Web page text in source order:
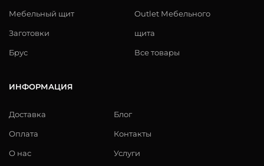
Мебельный щит
Заготовки
Брус
Outlet Мебельного
щита
Все товары
ИНФОРМАЦИЯ
Доставка
Оплата
О нас
Блог
Контакты
Услуги